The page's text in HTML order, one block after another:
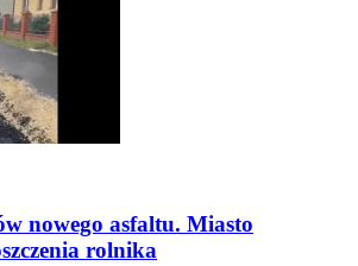
nowego asfaltu. Miasto
rolnika